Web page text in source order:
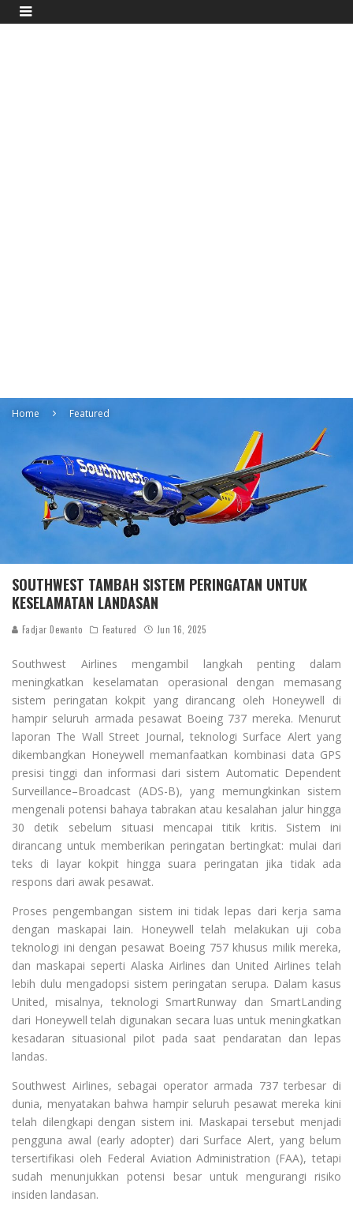
Home Featured
SOUTHWEST TAMBAH SISTEM PERINGATAN UNTUK
KESELAMATAN LANDASAN
Fadjar Dewanto Featured Jun 16, 2025
Southwest Airlines mengambil langkah penting dalam
meningkatkan keselamatan operasional dengan memasang
sistem peringatan kokpit yang dirancang oleh Honeywell di
hampir seluruh armada pesawat Boeing 737 mereka. Menurut
laporan The Wall Street Journal, teknologi Surface Alert yang
dikembangkan Honeywell memanfaatkan kombinasi data GPS
presisi tinggi dan informasi dari sistem Automatic Dependent
Surveillance–Broadcast (ADS-B), yang memungkinkan sistem
mengenali potensi bahaya tabrakan atau kesalahan jalur hingga
30 detik sebelum situasi mencapai titik kritis. Sistem ini
dirancang untuk memberikan peringatan bertingkat: mulai dari
teks di layar kokpit hingga suara peringatan jika tidak ada
respons dari awak pesawat.
Proses pengembangan sistem ini tidak lepas dari kerja sama
dengan maskapai lain. Honeywell telah melakukan uji coba
teknologi ini dengan pesawat Boeing 757 khusus milik mereka,
dan maskapai seperti Alaska Airlines dan United Airlines telah
lebih dulu mengadopsi sistem peringatan serupa. Dalam kasus
United, misalnya, teknologi SmartRunway dan SmartLanding
dari Honeywell telah digunakan secara luas untuk meningkatkan
kesadaran situasional pilot pada saat pendaratan dan lepas
landas.
Southwest Airlines, sebagai operator armada 737 terbesar di
dunia, menyatakan bahwa hampir seluruh pesawat mereka kini
telah dilengkapi dengan sistem ini. Maskapai tersebut menjadi
pengguna awal (early adopter) dari Surface Alert, yang belum
tersertifikasi oleh Federal Aviation Administration (FAA), tetapi
sudah menunjukkan potensi besar untuk mengurangi risiko
insiden landasan.